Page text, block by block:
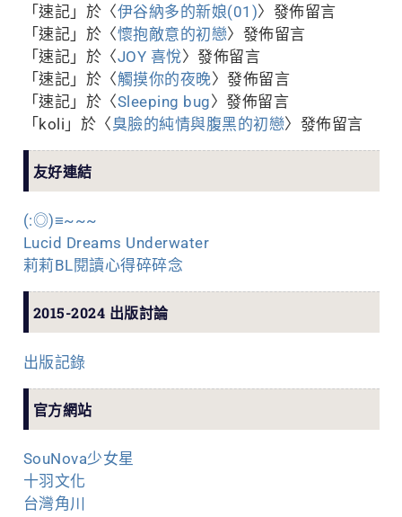
「 速記 」於〈伊谷納多的新娘(01)〉發佈留言
「 速記 」於〈懷抱敵意的初戀〉發佈留言
「 速記 」於〈JOY 喜悅〉發佈留言
「 速記 」於〈觸摸你的夜晚〉發佈留言
「 速記 」於〈Sleeping bug〉發佈留言
「 koli 」於〈臭臉的純情與腹黑的初戀〉發佈留言
友好連結
(:◎)≡~~~
Lucid Dreams Underwater
莉莉BL閱讀心得碎碎念
2015-2024 出版討論
出版記錄
官方網站
SouNova少女星
十羽文化
台灣角川